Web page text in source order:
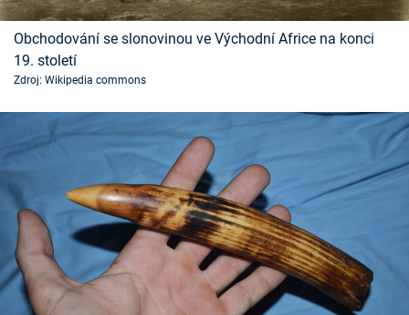
Obchodování se slonovinou ve Východní Africe na konci
19. století
Zdroj: Wikipedia commons